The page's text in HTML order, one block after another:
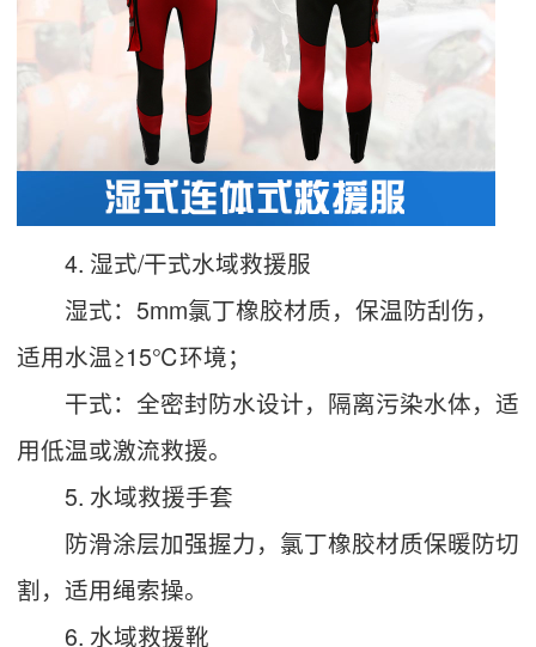
4. 湿式/干式水域救援服
湿式：5mm氯丁橡胶材质，保温防刮伤，
适用水温≥15℃环境；
干式：全密封防水设计，隔离污染水体，适
用低温或激流救援。
5. 水域救援手套
防滑涂层加强握力，氯丁橡胶材质保暖防切
割，适用绳索操。
6. 水域救援靴